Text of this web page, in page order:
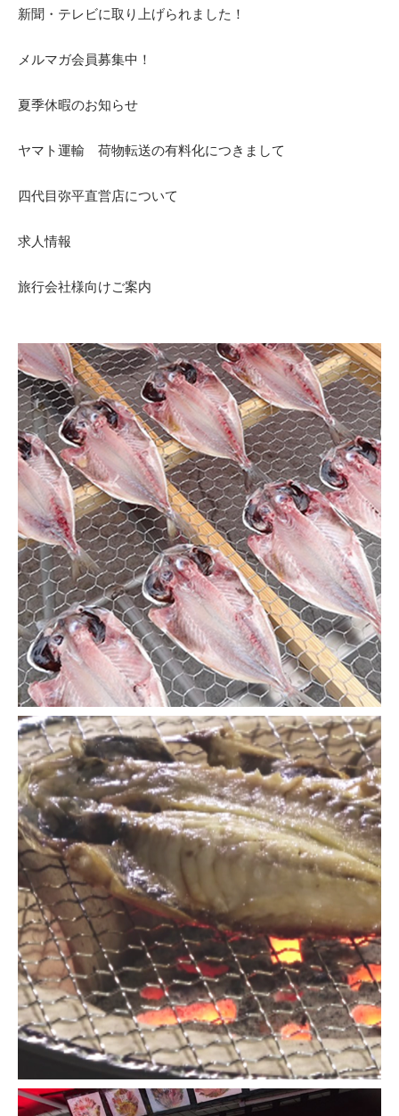
新聞・テレビに取り上げられました！
メルマガ会員募集中！
夏季休暇のお知らせ
ヤマト運輸 荷物転送の有料化につきまして
四代目弥平直営店について
求人情報
旅行会社様向けご案内